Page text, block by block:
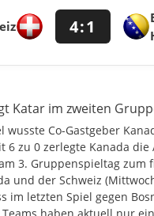
4:1
Katar im zweiten
wusste Co-Gastgeber
6 zu 0 zerlegte Kanada die
3. Gruppenspieltag zum
und der Schweiz
im letzten Spiel gegen
haben aktuell nur